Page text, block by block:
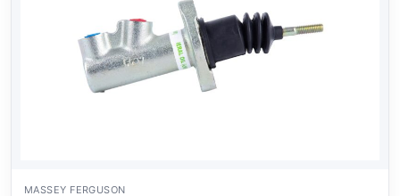
MASSEY FERGUSON